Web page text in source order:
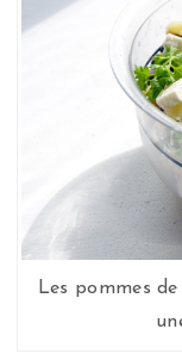
Les pommes